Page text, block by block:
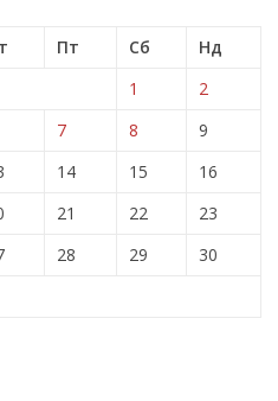
Пт Сб
Нд
1
2
7 8
9
14 15
16
21 22
23
28 29
30